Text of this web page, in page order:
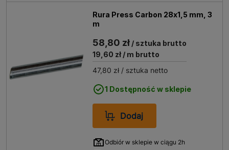
Rura Press Carbon 28x1,5 mm, 3
m
58,80 zł / sztuka brutto
19,60 zł / m brutto
47,80 zł / sztuka netto
1 Dostępność w sklepie
Dodaj
Odbiór w sklepie w ciągu 2h